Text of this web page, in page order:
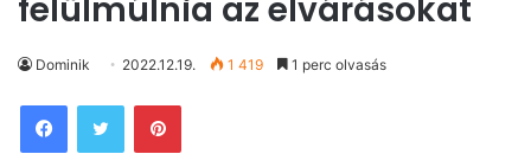
felülmúlnia az elvárásokat
Dominik 2022.12.19. 1 419 1 perc olvasás
Pinterest